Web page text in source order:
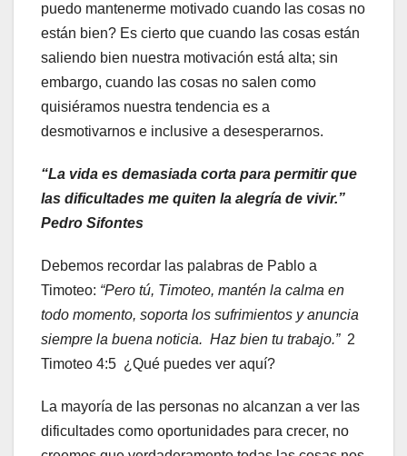
puedo mantenerme motivado cuando las cosas no
están bien? Es cierto que cuando las cosas están
saliendo bien nuestra motivación está alta; sin
embargo, cuando las cosas no salen como
quisiéramos nuestra tendencia es a
desmotivarnos e inclusive a desesperarnos.
“La vida es demasiada corta para permitir que
las dificultades me quiten la alegría de vivir.”
Pedro Sifontes
Debemos recordar las palabras de Pablo a
Timoteo: “Pero tú, Timoteo, mantén la calma en
todo momento, soporta los sufrimientos y anuncia
siempre la buena noticia. Haz bien tu trabajo.”2
Timoteo 4:5 ¿Qué puedes ver aquí?
La mayoría de las personas no alcanzan a ver las
dificultades como oportunidades para crecer, no